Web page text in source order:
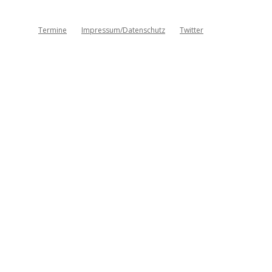
Termine Impressum/Datenschutz Twitter